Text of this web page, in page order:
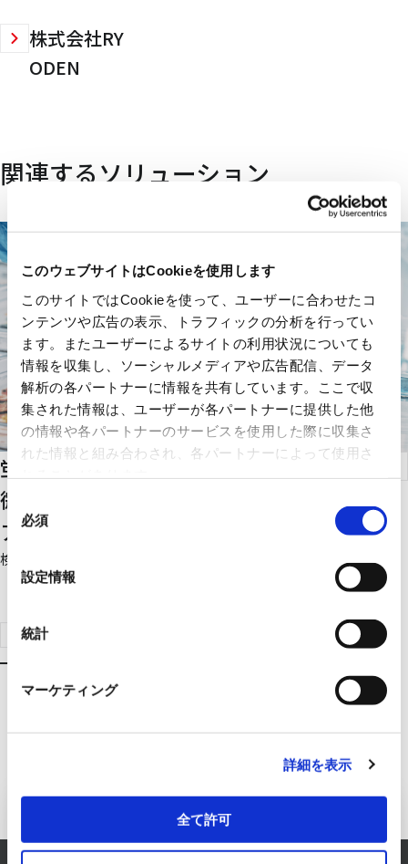
このウェブサイトはCookieを使用します
このサイトではCookieを使って、ユーザーに合わせたコ
ンテンツや広告の表示、トラフィックの分析を行ってい
ます。またユーザーによるサイトの利用状況についても
情報を収集し、ソーシャルメディアや広告配信、データ
解析の各パートナーに情報を共有しています。ここで収
集された情報は、ユーザーが各パートナーに提供した他
の情報や各パートナーのサービスを使用した際に収集さ
れた情報と組み合わされ、各パートナーによって使用さ
同
意
の
選
必須
設定情報
統計
マーケティング
詳細を表示
全て許可
株式会社RY
ODEN
関連するソリューション
蛍光染色法とAI画像処理技術を融合した
微生物迅速検出法「FLOX-AI（フロックス
アイ）」
検査に要する期間の短縮により、出荷前在庫の削減を実現します。
ソリューション検索はこちらへ
FAシステム事業へのお問い合わせ